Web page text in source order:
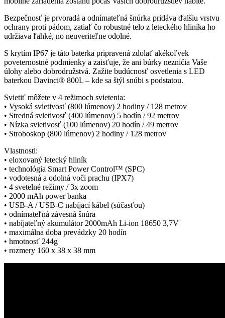
Bezpečnosť je prvoradá a odnímateľná šnúrka pridáva ďalšiu vrstvu
ochrany proti pádom, zatiaľ čo robustné telo z leteckého hliníka ho
udržiava ľahké, no neuveriteľne odolné.
S krytím IP67 je táto baterka pripravená zdolať akékoľvek
poveternostné podmienky a zaisťuje, že ani búrky nezničia Vaše
úlohy alebo dobrodružstvá. Zažite budúcnosť osvetlenia s LED
baterkou Davinci® 800L – kde sa štýl snúbi s podstatou.
Svietiť môžete v 4 režimoch svietenia:
• Vysoká svietivosť (800 lúmenov) 2 hodiny / 128 metrov
• Stredná svietivosť (400 lúmenov) 5 hodín / 92 metrov
• Nízka svietivosť (100 lúmenov) 20 hodín / 49 metrov
• Stroboskop (800 lúmenov) 2 hodiny / 128 metrov
Vlastnosti:
• eloxovaný letecký hliník
• technológia Smart Power Control™ (SPC)
• vodotesná a odolná voči prachu (IPX7)
• 4 svetelné režimy / 3x zoom
• 2000 mAh power banka
• USB-A / USB-C nabíjací kábel (súčasťou)
• odnímateľná závesná šnúra
• nabíjateľný akumulátor 2000mAh Li-ion 18650 3,7V
• maximálna doba prevádzky 20 hodín
• hmotnosť 244g
• rozmery 160 x 38 x 38 mm